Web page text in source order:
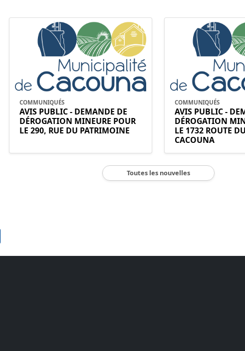
COMMUNIQUÉS
AVIS PUBLIC - DEMANDE DE
DÉROGATION MINEURE POUR
LE 290, RUE DU PATRIMOINE
COMMUNIQUÉS
AVIS PUBLIC -
DÉROGATION
LE 1732 ROUTE
CACOUNA
Toutes les nouvelles